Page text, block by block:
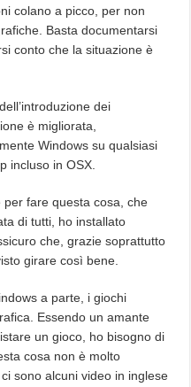
colano a picco, per non
Basta documentarsi
conto che la situazione è
dei
è migliorata,
Windows su qualsiasi
incluso in OSX.
fare questa cosa, che
di tutti, ho installato
che, grazie soprattutto
girare così bene.
a parte, i giochi
Essendo un amante
un gioco, ho bisogno di
cosa non è molto
sono alcuni video in inglese